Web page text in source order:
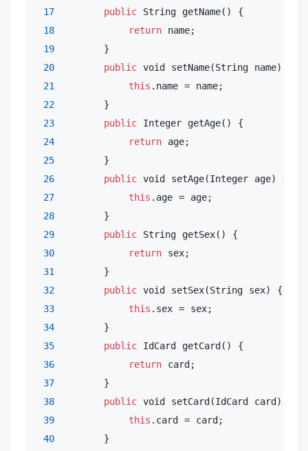
17
public String getName() {
18
return name;
19
        }
20
public void
setName(String name) {
21
this .name = name;
22
        }
23
public Integer getAge() {
24
return age;
25
        }
26
public void
setAge(Integer age) {
27
this .age = age;
28
        }
29
public String getSex() {
30
return sex;
31
        }
32
public void
setSex(String sex) {
33
this .sex = sex;
34
        }
35
public IdCard getCard() {
36
return card;
37
        }
38
public void
setCard(IdCard card) {
39
this .card = card;
40
        }